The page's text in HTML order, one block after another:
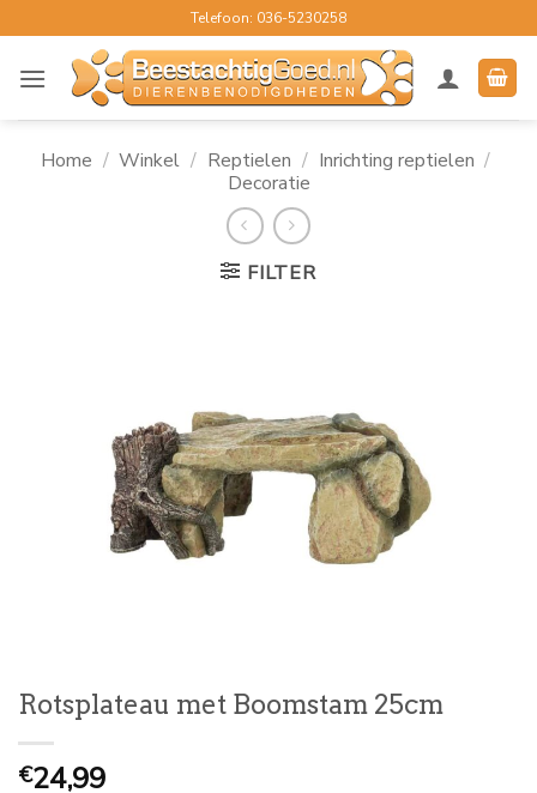
naar
inhoud
Telefoon: 036-5230258
Home / Winkel / Reptielen / Inrichting reptielen /
Decoratie
FILTER
Rotsplateau met Boomstam 25cm
€24,99